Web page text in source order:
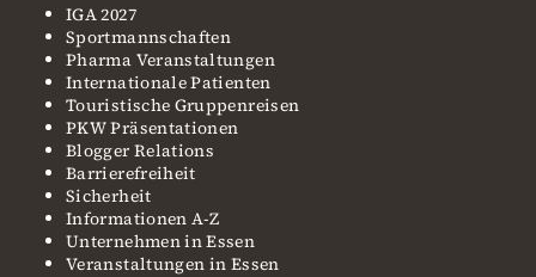
IGA 2027
Sportmannschaften
Pharma Veranstaltungen
Internationale Patienten
Touristische Gruppenreisen
PKW Präsentationen
Blogger Relations
Barrierefreiheit
Sicherheit
Informationen A-Z
Unternehmen in Essen
Veranstaltungen in Essen